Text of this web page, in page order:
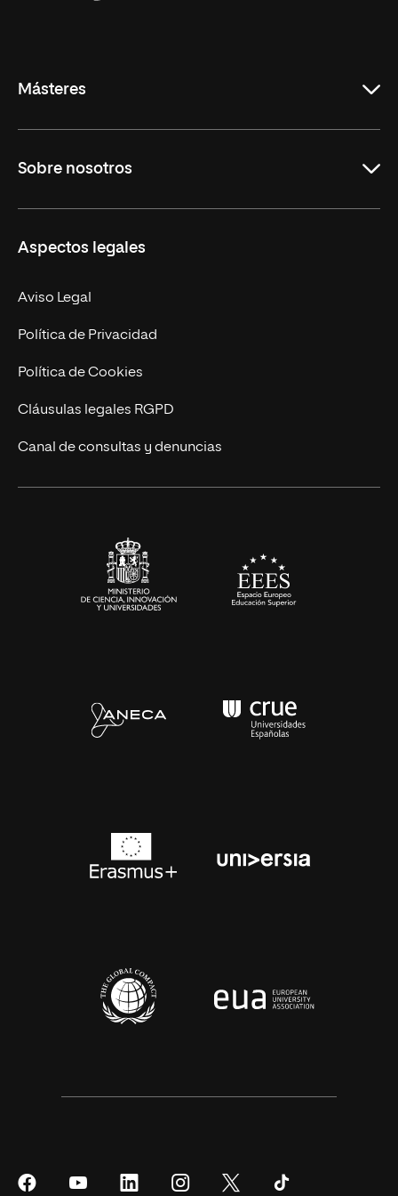
Másteres
Derecho
Empresa
MBA
Marketing y Comunicación
Ingeniería
Diseño
Ciencias de la Salud
Sobre nosotros
Nuestro Equipo
Contacto
Aspectos legales
Aviso Legal
Política de Privacidad
Política de Cookies
Cláusulas legales RGPD
Canal de consultas y denuncias
SíguenosSíguenos
SíguenosSíguenos
Síguenos